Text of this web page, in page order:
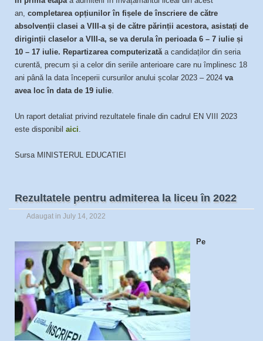
an, completarea opțiunilor în fișele de înscriere de către
absolvenții clasei a VIII-a și de către părinții acestora, asistați de
diriginții claselor a VIII-a, se va derula în perioada 6 – 7 iulie și
10 – 17 iulie. Repartizarea computerizată a candidaților din seria
curentă, precum și a celor din seriile anterioare care nu împlinesc 18
ani până la data începerii cursurilor anului școlar 2023 – 2024 va
avea loc în data de 19 iulie
Un raport detaliat privind rezultatele finale din cadrul EN VIII 2023
este disponibil aici
Sursa MINISTERUL EDUCATIEI
Rezultatele pentru admiterea la liceu în 2022
Adaugat in July 14, 2022
Pe